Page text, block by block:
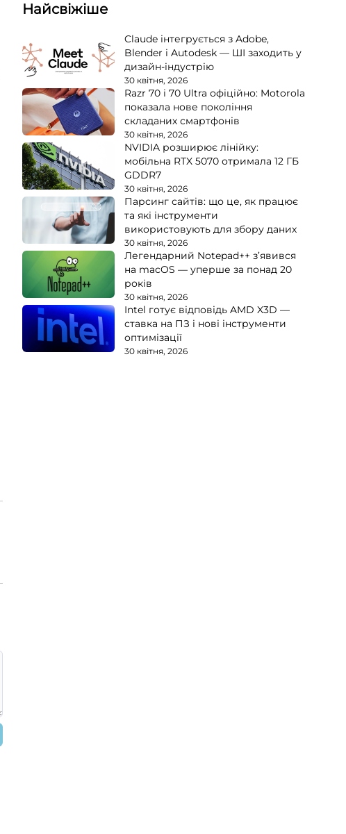
Найсвіжіше
Claude інтегрується з Adobe,
Blender і Autodesk — ШІ заходить у
дизайн-індустрію
30 квітня, 2026
Razr 70 і 70 Ultra офіційно: Motorola
показала нове покоління
складаних смартфонів
30 квітня, 2026
NVIDIA розширює лінійку:
мобільна RTX 5070 отримала 12 ГБ
GDDR7
30 квітня, 2026
Парсинг сайтів: що це, як працює
та які інструменти
використовують для збору даних
30 квітня, 2026
Легендарний Notepad++ з’явився
на macOS — уперше за понад 20
років
30 квітня, 2026
Intel готує відповідь AMD X3D —
ставка на ПЗ і нові інструменти
оптимізації
30 квітня, 2026